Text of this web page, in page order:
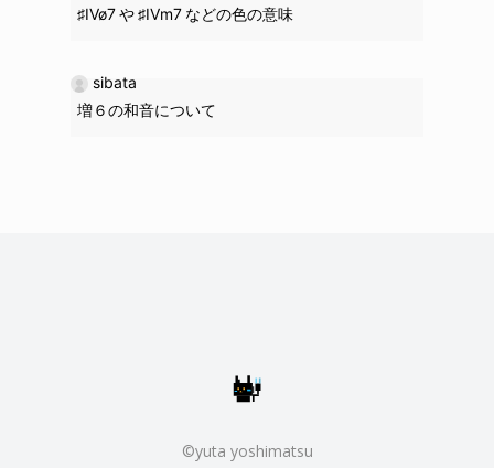
♯IVø7 や ♯IVm7 などの色の意味
増６の和音について
sibata
©yuta yoshimatsu